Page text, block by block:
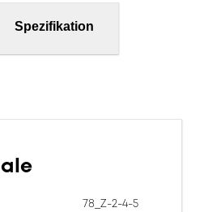
Spezifikation
78_Z-2-4-5